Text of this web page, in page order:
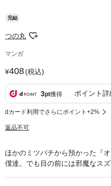
完結
つの丸
マンガ
408(税込)
3pt獲得 ポイント詳
dカード利用でさらにポイント+2%
返品不可
ほかのミツバチから預かった『
僕達。でも目の前には邪魔なス